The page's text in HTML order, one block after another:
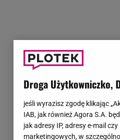
Droga Użytkowniczko,
jeśli wyrazisz zgodę klikając
IAB, jak również Agora S.A.
jak adresy IP, adresy e-mail
marketingowych, w